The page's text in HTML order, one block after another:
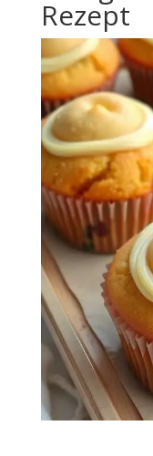
Rezept